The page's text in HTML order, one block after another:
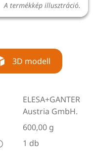
A termékkép illusztráció.
3D modell
ELESA+GANTER
Austria GmbH.
600,00 g
1 db